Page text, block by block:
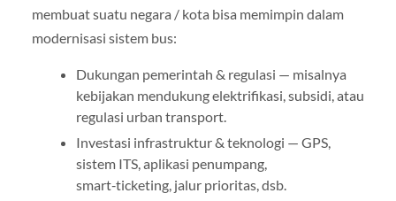
membuat suatu negara / kota bisa memimpin dalam
modernisasi sistem bus:
Dukungan pemerintah & regulasi — misalnya
kebijakan mendukung elektrifikasi, subsidi, atau
regulasi urban transport.
Investasi infrastruktur & teknologi — GPS,
sistem ITS, aplikasi penumpang,
smart‑ticketing, jalur prioritas, dsb.